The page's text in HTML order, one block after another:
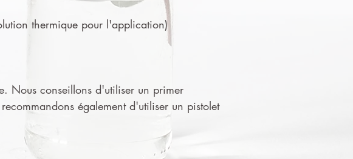
thermique pour l'application)
Nous conseillons d'utiliser un primer
également d'utiliser un pistolet